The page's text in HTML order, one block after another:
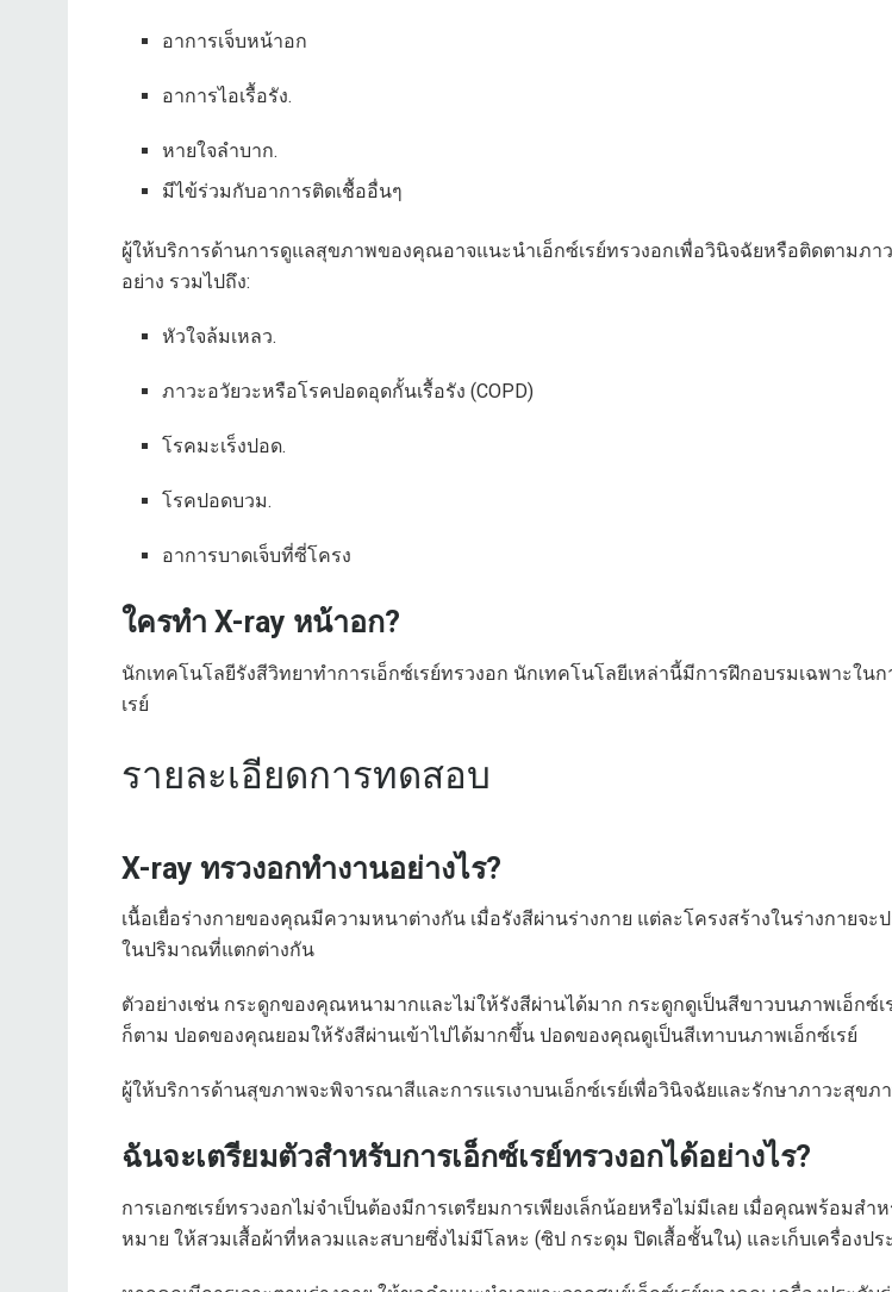
อาการเจ็บหน้าอก
อาการไอเรื้อรัง.
หายใจลำบาก.
มีไข้ร่วมกับอาการติดเชื้ออื่นๆ
ผู้ให้บริการด้านการดูแลสุขภาพของคุณอาจแนะนำเอ็กซ์เรย์ทรวงอกเพื่อวินิจฉัยหรือติดตามภา
อย่าง รวมไปถึง:
หัวใจล้มเหลว.
ภาวะอวัยวะหรือโรคปอดอุดกั้นเรื้อรัง (COPD)
โรคมะเร็งปอด.
โรคปอดบวม.
อาการบาดเจ็บที่ซี่โครง
ใครทำ X-ray หน้าอก?
นักเทคโนโลยีรังสีวิทยาทำการเอ็กซ์เรย์ทรวงอก นักเทคโนโลยีเหล่านี้มีการฝึกอบรมเฉพาะใน
เรย์
รายละเอียดการทดสอบ
X-ray ทรวงอกทำงานอย่างไร?
เนื้อเยื่อร่างกายของคุณมีความหนาต่างกัน เมื่อรังสีผ่านร่างกาย แต่ละโครงสร้างในร่างกายจะ
ในปริมาณที่แตกต่างกัน
ตัวอย่างเช่น กระดูกของคุณหนามากและไม่ให้รังสีผ่านได้มาก กระดูกดูเป็นสีขาวบนภาพเอ็กซ์เ
ก็ตาม ปอดของคุณยอมให้รังสีผ่านเข้าไปได้มากขึ้น ปอดของคุณดูเป็นสีเทาบนภาพเอ็กซ์เรย์
ผู้ให้บริการด้านสุขภาพจะพิจารณาสีและการแรเงาบนเอ็กซ์เรย์เพื่อวินิจฉัยและรักษาภาวะสุขภ
ฉันจะเตรียมตัวสำหรับการเอ็กซ์เรย์ทรวงอกได้อย่างไร?
การเอกซเรย์ทรวงอกไม่จำเป็นต้องมีการเตรียมการเพียงเล็กน้อยหรือไม่มีเลย เมื่อคุณพร้อมสำ
หมาย ให้สวมเสื้อผ้าที่หลวมและสบายซึ่งไม่มีโลหะ (ซิป กระดุม ปิดเสื้อชั้นใน) และเก็บเครื่องป